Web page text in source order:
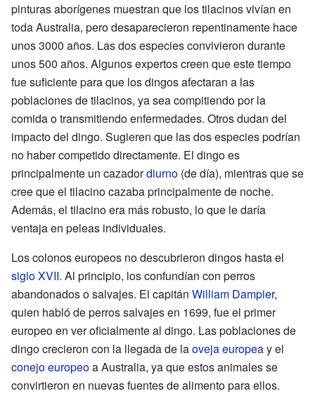
pinturas aborígenes muestran que los tilacinos vivían en
toda Australia, pero desaparecieron repentinamente hace
unos 3000 años. Las dos especies convivieron durante
unos 500 años. Algunos expertos creen que este tiempo
fue suficiente para que los dingos afectaran a las
poblaciones de tilacinos, ya sea compitiendo por la
comida o transmitiendo enfermedades. Otros dudan del
impacto del dingo. Sugieren que las dos especies podrían
no haber competido directamente. El dingo es
principalmente un cazadordiurno (de día), mientras que se
cree que el tilacino cazaba principalmente de noche.
Además, el tilacino era más robusto, lo que le daría
ventaja en peleas individuales.
Los colonos europeos no descubrieron dingos hasta el
siglo XVII. Al principio, los confundían con perros
abandonados o salvajes. El capitán William Dampier,
quien habló de perros salvajes en 1699, fue el primer
europeo en ver oficialmente al dingo. Las poblaciones de
dingo crecieron con la llegada de laoveja europeay el
conejo europeoa Australia, ya que estos animales se
convirtieron en nuevas fuentes de alimento para ellos.